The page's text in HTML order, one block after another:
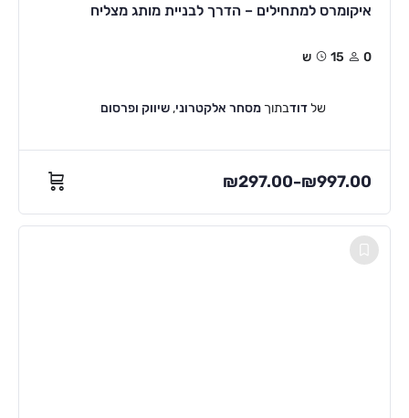
איקומרס למתחילים – הדרך לבניית מותג מצליח
0 15ש
שלדודבתוך מסחר אלקטרוני, שיווק ופרסום
₪297.00–₪997.00